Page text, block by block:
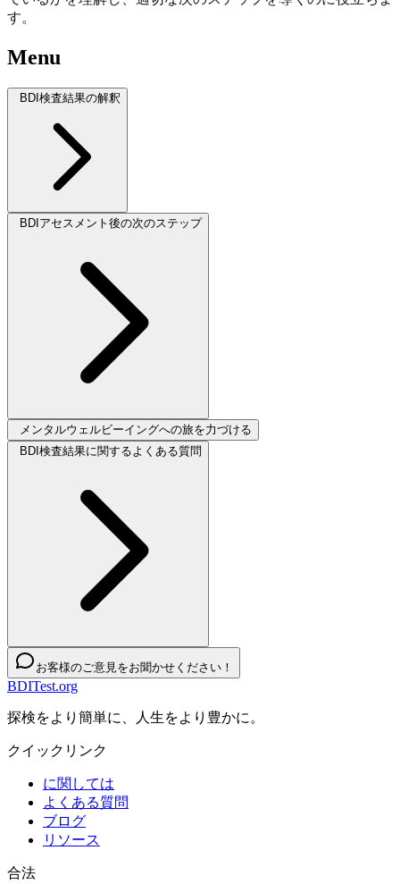
す。
Menu
BDI検査結果の解釈
BDIアセスメント後の次のステップ
メンタルウェルビーイングへの旅を力づける
BDI検査結果に関するよくある質問
お客様のご意見をお聞かせください！
BDITest.org
探検をより簡単に、人生をより豊かに。
クイックリンク
に関しては
よくある質問
ブログ
リソース
合法